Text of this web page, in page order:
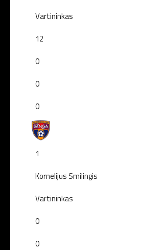
Vartininkas
12
0
0
0
1
Kornelijus Smilingis
Vartininkas
0
0